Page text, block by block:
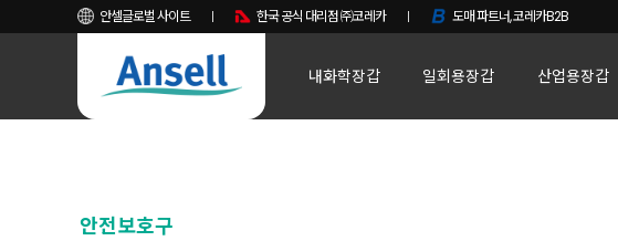
안셀글로벌 사이트 한국 공식 대리점 ㈜코레카 도매 파트너, 코레카B2B
내화학장갑 일회용장갑 산업용장갑
안전보호구